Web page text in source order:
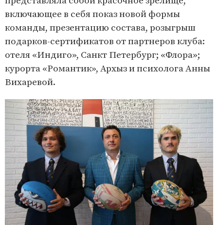
включающее в себя показ новой формы
команды, презентацию состава, розыгрыш
подарков-сертификатов от партнеров клуба:
отеля «Индиго», Санкт Петербург; «Флора»;
курорта «Романтик», Архыз и психолога Анны
Вихаревой.